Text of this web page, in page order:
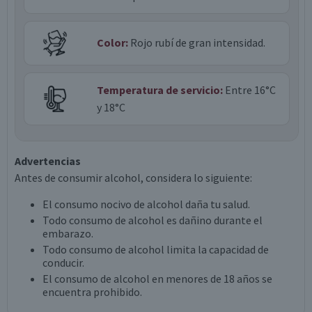
Color: Rojo rubí de gran intensidad.
Temperatura de servicio: Entre 16°C
y 18°C
Advertencias
Antes de consumir alcohol, considera lo siguiente:
El consumo nocivo de alcohol daña tu salud.
Todo consumo de alcohol es dañino durante el
embarazo.
Todo consumo de alcohol limita la capacidad de
conducir.
El consumo de alcohol en menores de 18 años se
encuentra prohibido.